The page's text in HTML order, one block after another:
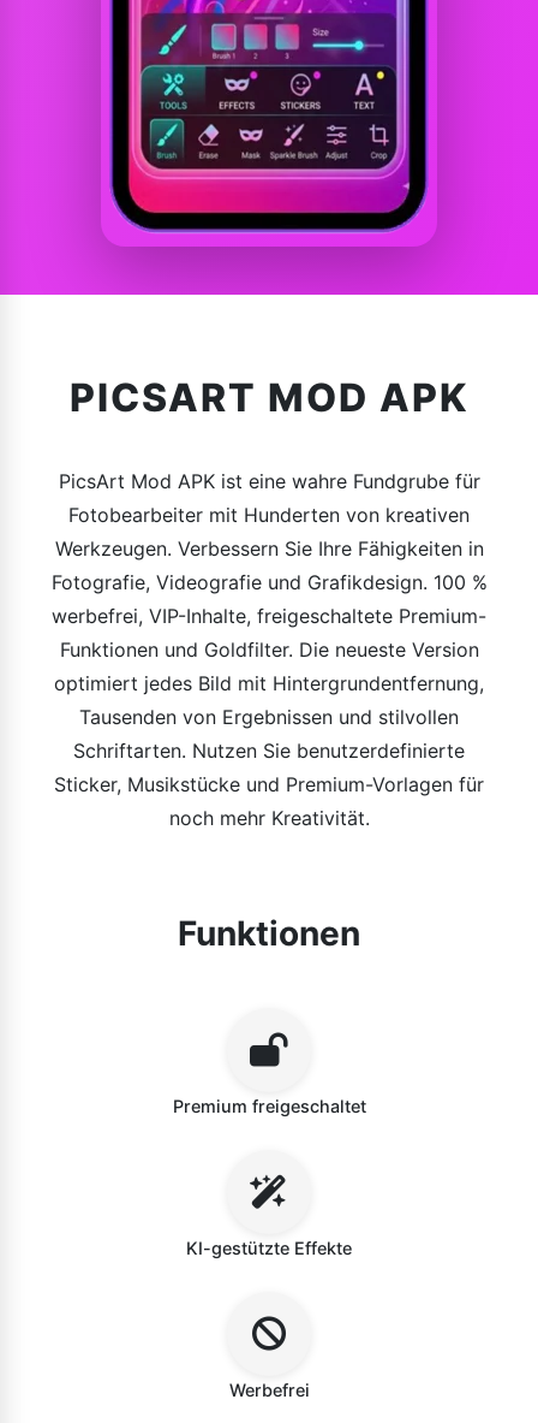
PICSART MOD APK
PicsArt Mod APK ist eine wahre Fundgrube für
Fotobearbeiter mit Hunderten von kreativen
Werkzeugen. Verbessern Sie Ihre Fähigkeiten in
Fotografie, Videografie und Grafikdesign. 100 %
werbefrei, VIP-Inhalte, freigeschaltete Premium-
Funktionen und Goldfilter. Die neueste Version
optimiert jedes Bild mit Hintergrundentfernung,
Tausenden von Ergebnissen und stilvollen
Schriftarten. Nutzen Sie benutzerdefinierte
Sticker, Musikstücke und Premium-Vorlagen für
noch mehr Kreativität.
Funktionen
Premium freigeschaltet
KI-gestützte Effekte
Werbefrei